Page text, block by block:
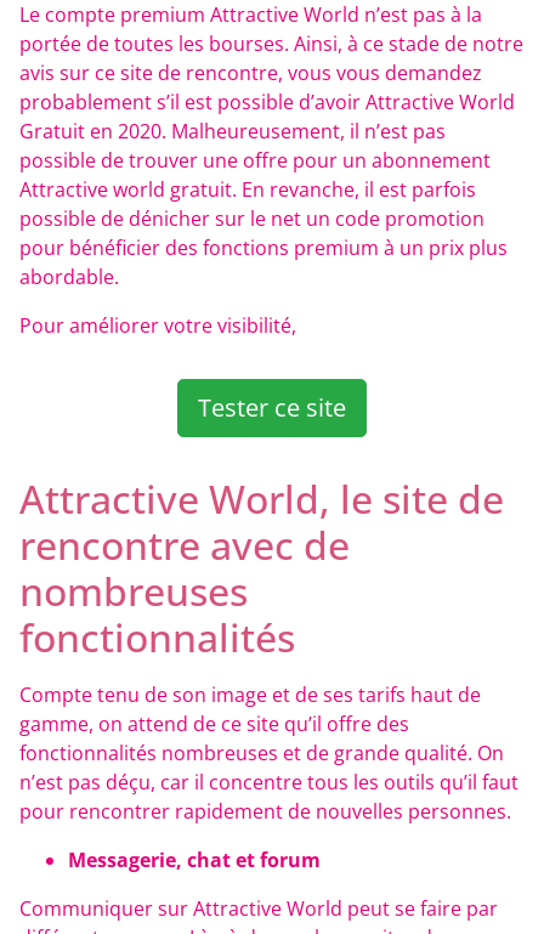
Le compte premium Attractive World n’est pas à la
portée de toutes les bourses. Ainsi, à ce stade de notre
avis sur ce site de rencontre, vous vous demandez
probablement s’il est possible d’avoir Attractive World
Gratuit en 2020. Malheureusement, il n’est pas
possible de trouver une offre pour un abonnement
Attractive world gratuit. En revanche, il est parfois
possible de dénicher sur le net un code promotion
pour bénéficier des fonctions premium à un prix plus
abordable.
Pour améliorer votre visibilité,
Tester ce site
Attractive World, le site de
rencontre avec de
nombreuses
fonctionnalités
Compte tenu de son image et de ses tarifs haut de
gamme, on attend de ce site qu’il offre des
fonctionnalités nombreuses et de grande qualité. On
n’est pas déçu, car il concentre tous les outils qu’il faut
pour rencontrer rapidement de nouvelles personnes.
Messagerie, chat et forum
Communiquer sur Attractive World peut se faire par